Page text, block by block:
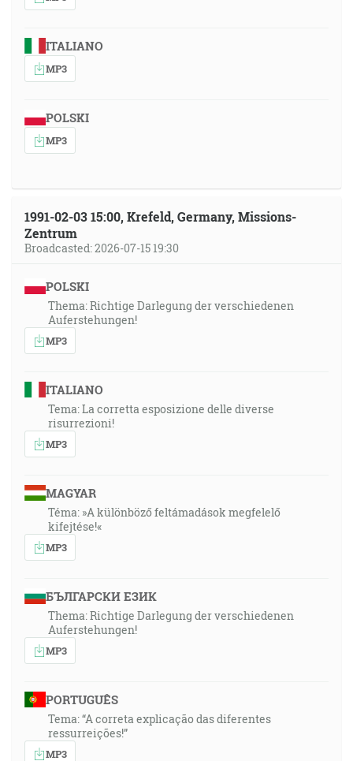
ITALIANO
MP3
POLSKI
MP3
1991-02-03 15:00, Krefeld, Germany, Missions-
Zentrum
Broadcasted: 2026-07-15 19:30
POLSKI
Thema: Richtige Darlegung der verschiedenen
Auferstehungen!
MP3
ITALIANO
Tema: La corretta esposizione delle diverse
risurrezioni!
MP3
MAGYAR
Téma: »A különböző feltámadások megfelelő
kifejtése!«
MP3
БЪЛГАРСКИ ЕЗИК
Thema: Richtige Darlegung der verschiedenen
Auferstehungen!
MP3
PORTUGUÊS
Tema: “A correta explicação das diferentes
ressurreições!”
MP3